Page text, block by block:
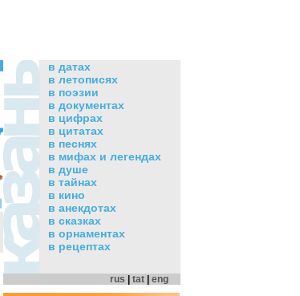
в датах
в летописях
в поэзии
в документах
в цифрах
в цитатах
в песнях
в мифах и легендах
в душе
в тайнах
в кино
в анекдотах
в сказках
в орнаментах
в рецептах
rus tat eng